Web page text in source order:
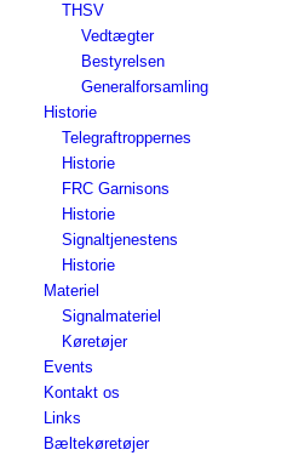
THSV
Vedtægter
Bestyrelsen
Generalforsamling
Historie
Telegraftroppernes
Historie
FRC Garnisons
Historie
Signaltjenestens
Historie
Materiel
Signalmateriel
Køretøjer
Events
Kontakt os
Links
Bæltekøretøjer